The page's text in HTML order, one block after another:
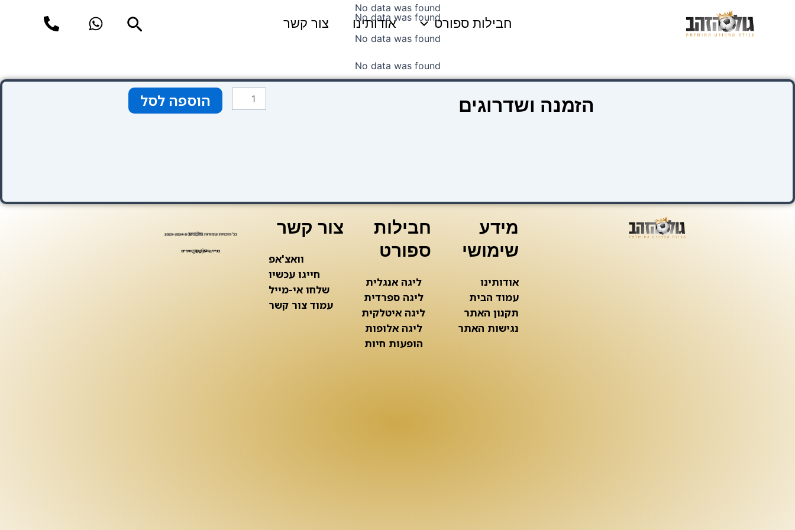
חבילות ספורט אודותינו צור קשר חיפוש
No data was found
No data was found
No data was found
No data was found
הזמנה ושדרוגים
כמות
של
כתום
הוספה לסל
מידע
שימושי
אודותינו
עמוד הבית
תקנון האתר
נגישות האתר
חבילות
ספורט
ליגה אנגלית
ליגה ספרדית
ליגה איטלקית
ליגה אלופות
הופעות חיות
צור קשר
וואצ'אפ
חייגו עכשיו
שלחו אי-מייל
עמוד צור קשר